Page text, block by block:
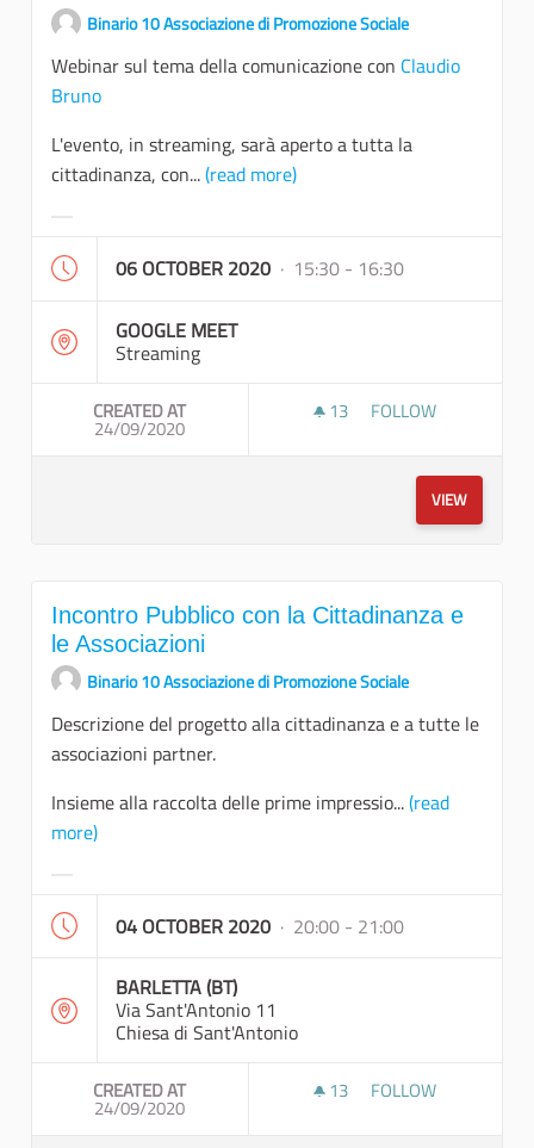
Binario 10 Associazione di Promozione Sociale
Webinar sul tema della comunicazione con Claudio
Bruno
L'evento, in streaming, sarà aperto a tutta la
cittadinanza, con...(read more)
06 OCTOBER 2020 · 15:30 - 16:30
GOOGLE MEET
Streaming
CREATED AT
24/09/2020
13 13 FOLLOWERS
FOLLOW
VIEW
Incontro Pubblico con la Cittadinanza e
le Associazioni
Binario 10 Associazione di Promozione Sociale
Descrizione del progetto alla cittadinanza e a tutte le
associazioni partner.
Insieme alla raccolta delle prime impressio...(read
more)
04 OCTOBER 2020 · 20:00 - 21:00
BARLETTA (BT)
Via Sant'Antonio 11
Chiesa di Sant'Antonio
CREATED AT
24/09/2020
13 13 FOLLOWERS
FOLLOW